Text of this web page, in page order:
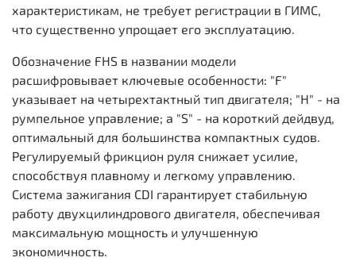
характеристикам, не требует регистрации в ГИМС,
что существенно упрощает его эксплуатацию.
Обозначение FHS в названии модели
расшифровывает ключевые особенности: "F"
указывает на четырехтактный тип двигателя; "H" - на
румпельное управление; а "S" - на короткий дейдвуд,
оптимальный для большинства компактных судов.
Регулируемый фрикцион руля снижает усилие,
способствуя плавному и легкому управлению.
Система зажигания CDI гарантирует стабильную
работу двухцилиндрового двигателя, обеспечивая
максимальную мощность и улучшенную
экономичность.